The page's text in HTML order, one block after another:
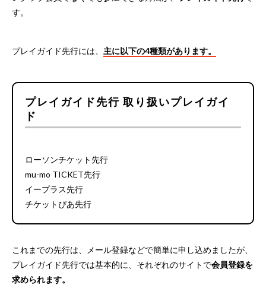
す。
プレイガイド先行には、 主に以下の4種類があります。
プレイガイド先行 取り扱いプレイガイ
ド
ローソンチケット先行
mu-mo TICKET先行
イープラス先行
チケットぴあ先行
これまでの先行は、メール登録などで簡単に申し込めましたが、
プレイガイド先行では基本的に、それぞれのサイトで会員登録を
求められます。